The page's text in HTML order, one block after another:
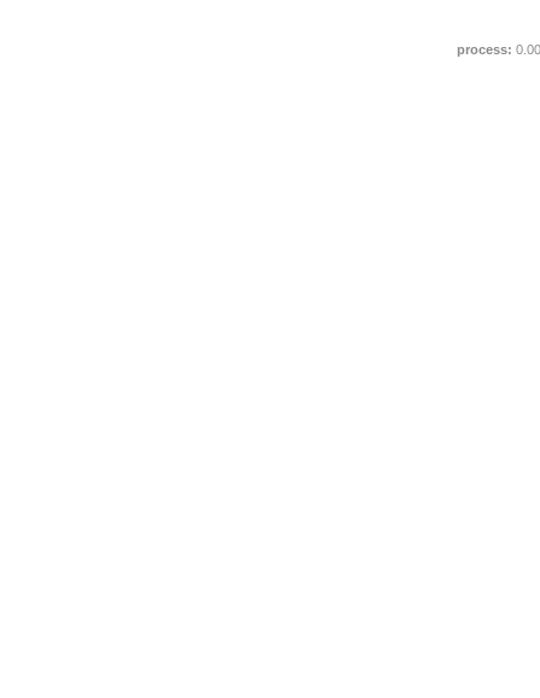
process: